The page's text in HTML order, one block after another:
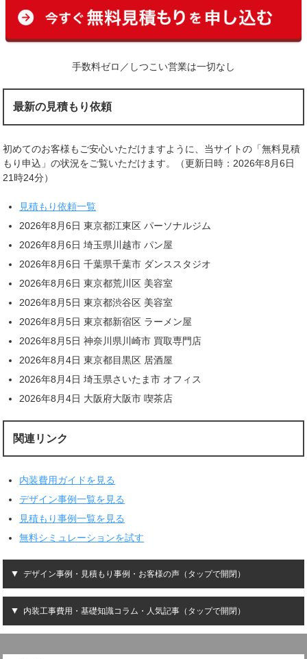
手数料ゼロ／しつこい営業は一切なし
最新の見積もり依頼
初めてのお客様もご安心いただけますように、当サイトの「無料見積
もり申込」の状況をご覧いただけます。（更新日時：2026年8月6日
21時24分）
見積もり依頼一覧
2026年8月6日 東京都江東区 パーソナルジム
2026年8月6日 埼玉県川越市 パン屋
2026年8月6日 千葉県千葉市 ダンススタジオ
2026年8月6日 東京都荒川区 美容室
2026年8月5日 東京都渋谷区 美容室
2026年8月5日 東京都新宿区 ラーメン屋
2026年8月5日 神奈川県川崎市 買取専門店
2026年8月4日 東京都目黒区 居酒屋
2026年8月4日 埼玉県さいたま市 オフィス
2026年8月4日 大阪府大阪市 喫茶店
関連リンク
内装費用ガイドを見る
デザイン事例一覧を見る
見積もり事例一覧を見る
無料シミュレーションを試す
デザイン事例・見積もり事例・お客様の声（タップで開閉）
内装工事費用・基礎知識コラム・人気記事（タップで開閉）